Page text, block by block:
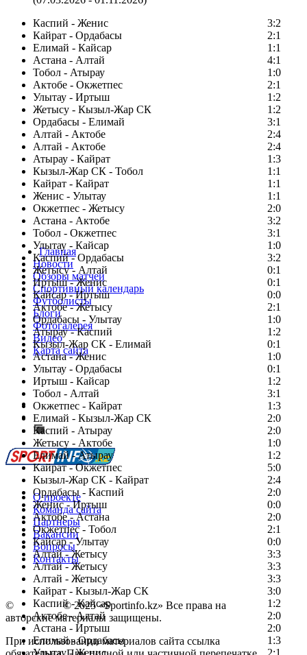
Каспий - Женис
3:2
Кайрат - Ордабасы
2:1
Елимай - Кайсар
1:1
Астана - Алтай
4:1
Тобол - Атырау
1:0
Актобе - Окжетпес
2:1
Улытау - Иртыш
1:2
Жетысу - Кызыл-Жар СК
1:2
Ордабасы - Елимай
3:1
Алтай - Актобе
2:4
Алтай - Актобе
2:4
Атырау - Кайрат
1:3
Кызыл-Жар СК - Тобол
1:1
Кайрат - Кайрат
1:1
Женис - Улытау
1:1
Окжетпес - Жетысу
2:0
Астана - Актобе
3:2
Тобол - Окжетпес
3:1
Улытау - Кайсар
1:0
Каспий - Ордабасы
3:2
Жетысу - Алтай
0:1
Иртыш - Женис
0:1
Кайсар - Иртыш
0:0
Актобе - Жетысу
2:1
Ордабасы - Улытау
1:0
Атырау - Каспий
1:2
Кызыл-Жар СК - Елимай
0:1
Астана - Женис
1:0
Улытау - Ордабасы
0:1
Иртыш - Кайсар
1:2
Тобол - Алтай
3:1
Окжетпес - Кайрат
1:3
Елимай - Кызыл-Жар СК
2:0
Каспий - Атырау
2:0
Жетысу - Актобе
1:0
Елимай - Атырау
1:2
Кайрат - Окжетпес
5:0
Кызыл-Жар СК - Кайрат
2:4
Ордабасы - Каспий
2:0
Женис - Иртыш
0:0
Актобе - Астана
2:0
Окжетпес - Тобол
2:1
Кайсар - Улытау
0:0
Алтай - Жетысу
3:3
Алтай - Жетысу
3:3
Алтай - Жетысу
3:3
Кайрат - Кызыл-Жар СК
3:0
Каспий - Кайсар
1:2
Актобе - Алтай
2:0
Астана - Иртыш
2:0
Елимай - Ордабасы
1:3
Главная
Новости
Обзоры матчей
Спортивный календарь
Футболисты
Блоги
Фотогалерея
Видео
Карта сайта
Есть идея?
Сообщить о мероприятии
Перейти на старый сайт
О проекте
Команда сайта
Партнеры
Вакансии
Вопросы
Контакты
© Copyright© 2025 «Sportinfo.kz» Все права на
авторские материалы защищены.
При использовании материалов сайта ссылка